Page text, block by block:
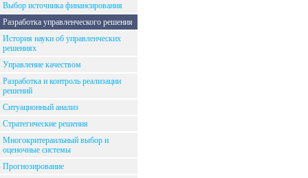
Выбор источника финансирования
Разработка управленческого решения
История науки об управленческих
решениях
Управление качеством
Разработка и контроль реализации
решений
Ситуационный анализ
Стратегические решения
Многокритераильный выбор и
оценочные системы
Прогнозирование